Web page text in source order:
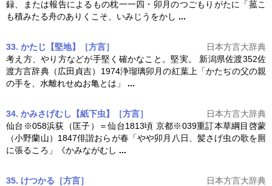
録、または報告によるもの枕一一四・ 卯月のつごもりがたに「菰こ
も積みたる舟のありくこそ、いみじうをかし ...
33. かたじ【堅地】［方言］
日本方言大辞典
考え方、やり方などが手堅く確かなこと。堅実。 新潟県佐渡352佐
渡方言辞典（広田貞吉）1974浄瑠璃卯月の紅葉上「かたぢの父の親
の手を、水離れせぬお亀とは」 ...
34. かみさげむし【紙下虫】［方言］
日本方言大辞典
仙台※058浜荻（匡子）＝仙台1813頃 京都※039重訂本草綱目啓蒙
（小野蘭山）1847俳諧おらが春「やや卯月 八日、髪さげ虫の歌を厠
に張るころ」《かみながむし ...
35. けつかる［方言］
日本方言大辞典